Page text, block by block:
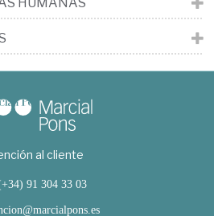
al cliente
91 304 33 03